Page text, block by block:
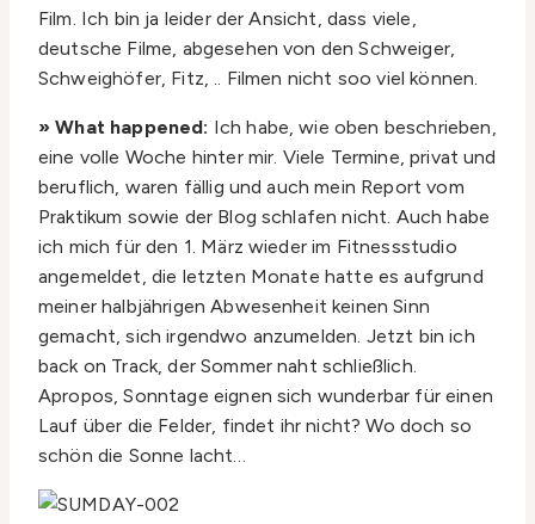
Film. Ich bin ja leider der Ansicht, dass viele,
deutsche Filme, abgesehen von den Schweiger,
Schweighöfer, Fitz, .. Filmen nicht soo viel können.
» What happened: Ich habe, wie oben beschrieben,
eine volle Woche hinter mir. Viele Termine, privat und
beruflich, waren fällig und auch mein Report vom
Praktikum sowie der Blog schlafen nicht. Auch habe
ich mich für den 1. März wieder im Fitnessstudio
angemeldet, die letzten Monate hatte es aufgrund
meiner halbjährigen Abwesenheit keinen Sinn
gemacht, sich irgendwo anzumelden. Jetzt bin ich
back on Track, der Sommer naht schließlich.
Apropos, Sonntage eignen sich wunderbar für einen
Lauf über die Felder, findet ihr nicht? Wo doch so
schön die Sonne lacht…